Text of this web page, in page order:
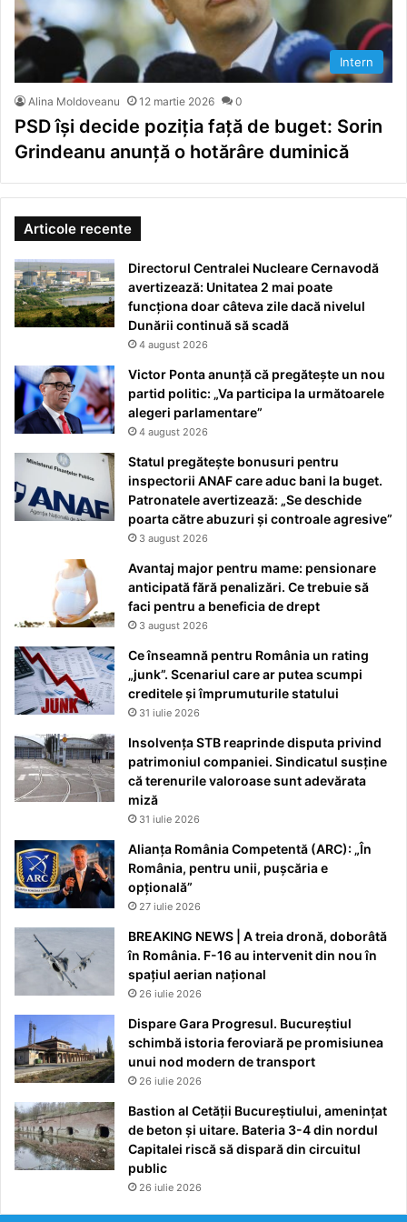
Intern
Alina Moldoveanu 12 martie 2026 0
PSD își decide poziția față de buget: Sorin
Grindeanu anunță o hotărâre duminică
Articole recente
Directorul Centralei Nucleare Cernavodă
avertizează: Unitatea 2 mai poate
funcționa doar câteva zile dacă nivelul
Dunării continuă să scadă
4 august 2026
Victor Ponta anunță că pregătește un nou
partid politic: „Va participa la următoarele
alegeri parlamentare”
4 august 2026
Statul pregătește bonusuri pentru
inspectorii ANAF care aduc bani la buget.
Patronatele avertizează: „Se deschide
poarta către abuzuri și controale agresive”
3 august 2026
Avantaj major pentru mame: pensionare
anticipată fără penalizări. Ce trebuie să
faci pentru a beneficia de drept
3 august 2026
Ce înseamnă pentru România un rating
„junk”. Scenariul care ar putea scumpi
creditele și împrumuturile statului
31 iulie 2026
Insolvența STB reaprinde disputa privind
patrimoniul companiei. Sindicatul susține
că terenurile valoroase sunt adevărata
miză
31 iulie 2026
Alianța România Competentă (ARC): „În
România, pentru unii, pușcăria e
opțională”
27 iulie 2026
BREAKING NEWS | A treia dronă, doborâtă
în România. F-16 au intervenit din nou în
spațiul aerian național
26 iulie 2026
Dispare Gara Progresul. Bucureștiul
schimbă istoria feroviară pe promisiunea
unui nod modern de transport
26 iulie 2026
Bastion al Cetății Bucureștiului, amenințat
de beton și uitare. Bateria 3-4 din nordul
Capitalei riscă să dispară din circuitul
public
26 iulie 2026